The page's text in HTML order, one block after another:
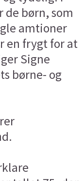
de børn, som
amtioner
en frygt for at
Signe
børne- og